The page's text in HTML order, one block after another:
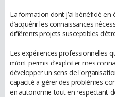
La formation dont j’ai bénéficié en
d’acquérir les connaissances
différents projets susceptibles
Les expériences professionnelles
m’ont permis d’exploiter mes
développer un sens de
capacité à gérer des problèmes
en autonomie tout en respectant